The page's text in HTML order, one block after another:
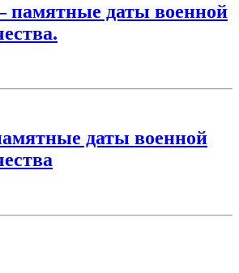
памятные даты военной
даты военной